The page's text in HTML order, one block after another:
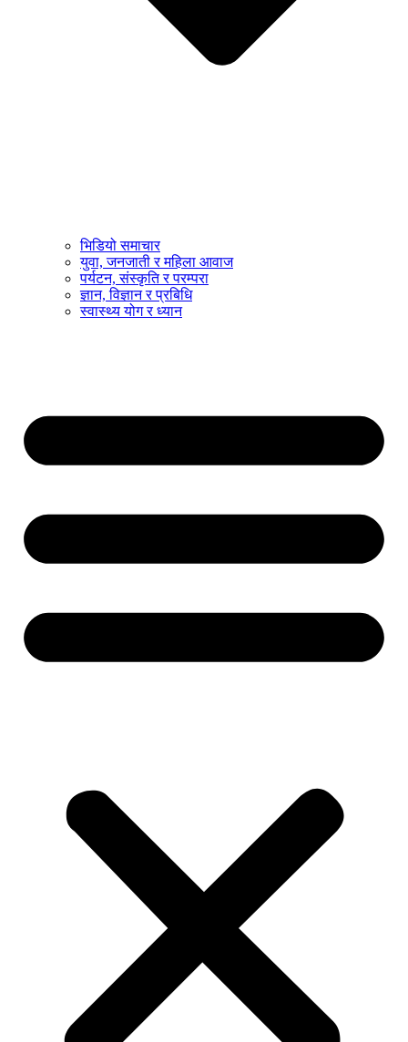
भिडियो समाचार
युवा, जनजाती र महिला आवाज
पर्यटन, संस्कृति र परम्परा
ज्ञान, विज्ञान र प्रबिधि
स्वास्थ्य योग र ध्यान